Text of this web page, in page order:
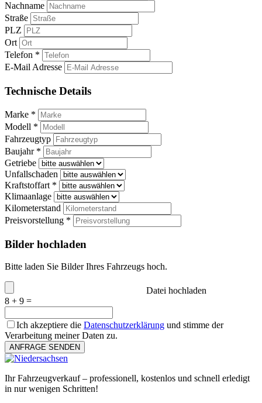
Nachname
Straße
PLZ
Ort
Telefon *
E-Mail Adresse
Technische Details
Marke *
Modell *
Fahrzeugtyp
Baujahr *
Getriebe
Unfallschaden
Kraftstoffart *
Klimaanlage
Kilometerstand
Preisvorstellung *
Bilder hochladen
Bitte laden Sie Bilder Ihres Fahrzeugs hoch.
Datei hochladen
8 + 9 =
Ich akzeptiere die Datenschutzerklärung und stimme der
Verarbeitung meiner Daten zu.
ANFRAGE SENDEN
Ihr Fahrzeugverkauf – professionell, kostenlos und schnell erledigt
in nur wenigen Schritten!